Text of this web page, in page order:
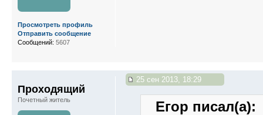
Просмотреть профиль
Отправить сообщение
Сообщений: 5607
25 сен 2013, 18:29
Егор писал(а):
Проходящий
Почетный житель